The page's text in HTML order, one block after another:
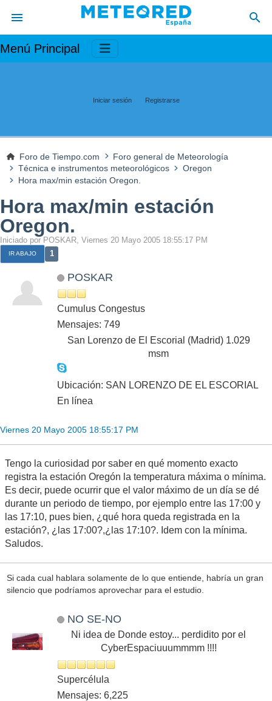
Menú Principal
Iniciar sesión Registrarse
Foro de Tiempo.com
Foro general de Meteorología
Técnica e instrumentos meteorológicos
Oregon
Hora max/min estación Oregon.
Hora max/min estación
Oregon.
Iniciado por POSKAR, Viernes 20 Mayo 2005 18:55:17 PM
IR ABAJO 1
POSKAR
Cumulus Congestus
Mensajes: 749
San Lorenzo de El Escorial (Madrid) 1.029
msm
Ubicación: SAN LORENZO DE EL ESCORIAL
En línea
Viernes 20 Mayo 2005 18:55:17 PM
Tengo la curiosidad por saber en qué momento exacto
registra la estación Oregón la temperatura máxima o mínima.
Es decir, puede ocurrir que el valor máximo de un día se dé
durante un periodo de tiempo, por ejemplo entre las 17:00 y
las 17:10, pues bien, ¿qué hora queda registrada en la
estación?, ¿las 17:00?,¿las 17:10?. Idem con la mínima.
Saludos.
Si cada cual hablara solamente de lo que entiende, habría un gran
silencio que podríamos aprovechar para el estudio.
NO SE-NO
Ni idea de Donde estoy... perdidito por el
CyberEspaciuuummmm !!!!
Supercélula
Mensajes: 6,225